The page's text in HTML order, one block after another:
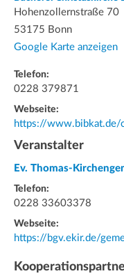
Hohenzollernstraße 70
53175 Bonn
Google Karte anzeigen
Telefon:
0228 379871
Webseite:
https://www.bibkat.de/
Veranstalter
Ev. Thomas-
Telefon:
0228 33603378
Webseite:
https://bgv.ekir.de/